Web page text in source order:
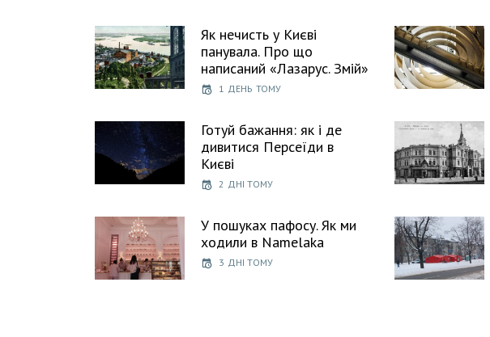
Як нечисть у Києві
панувала. Про що
написаний «Лазарус. Змій»
1 ДЕНЬ ТОМУ
Готуй бажання: як і де
дивитися Персеїди в
Києві
2 ДНІ ТОМУ
У пошуках пафосу. Як ми
ходили в Namelaka
3 ДНІ ТОМУ